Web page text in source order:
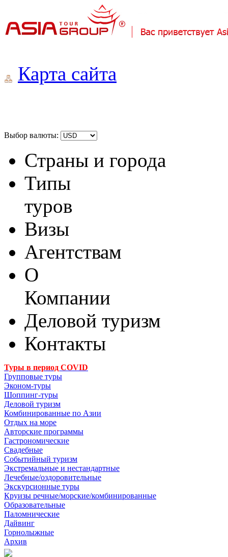
Карта сайта
Выбор валюты:
Страны и города
Типы
туров
Визы
Агентствам
О
Компании
Деловой туризм
Контакты
Туры в период COVID
Групповые туры
Эконом-туры
Шоппинг-туры
Деловой туризм
Комбинированные по Азии
Отдых на море
Авторские программы
Гастрономические
Свадебные
Событийный туризм
Экстремальные и нестандартные
Лечебные/оздоровительные
Экскурсионные туры
Круизы речные/морские/комбинированные
Образовательные
Паломнические
Дайвинг
Горнолыжные
Архив